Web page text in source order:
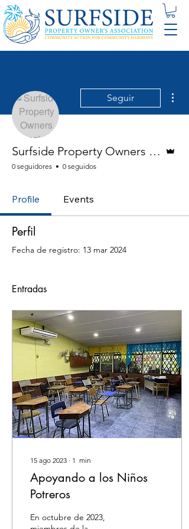
Seguir
Surfside Property Owners Association
0 seguidores 0 seguidos
Profile Events
Perfil
Fecha de registro: 13 mar 2024
Entradas
15 ago 2023 ∙ 1 min
Apoyando a los Niños
Potreros
En octubre de 2023,